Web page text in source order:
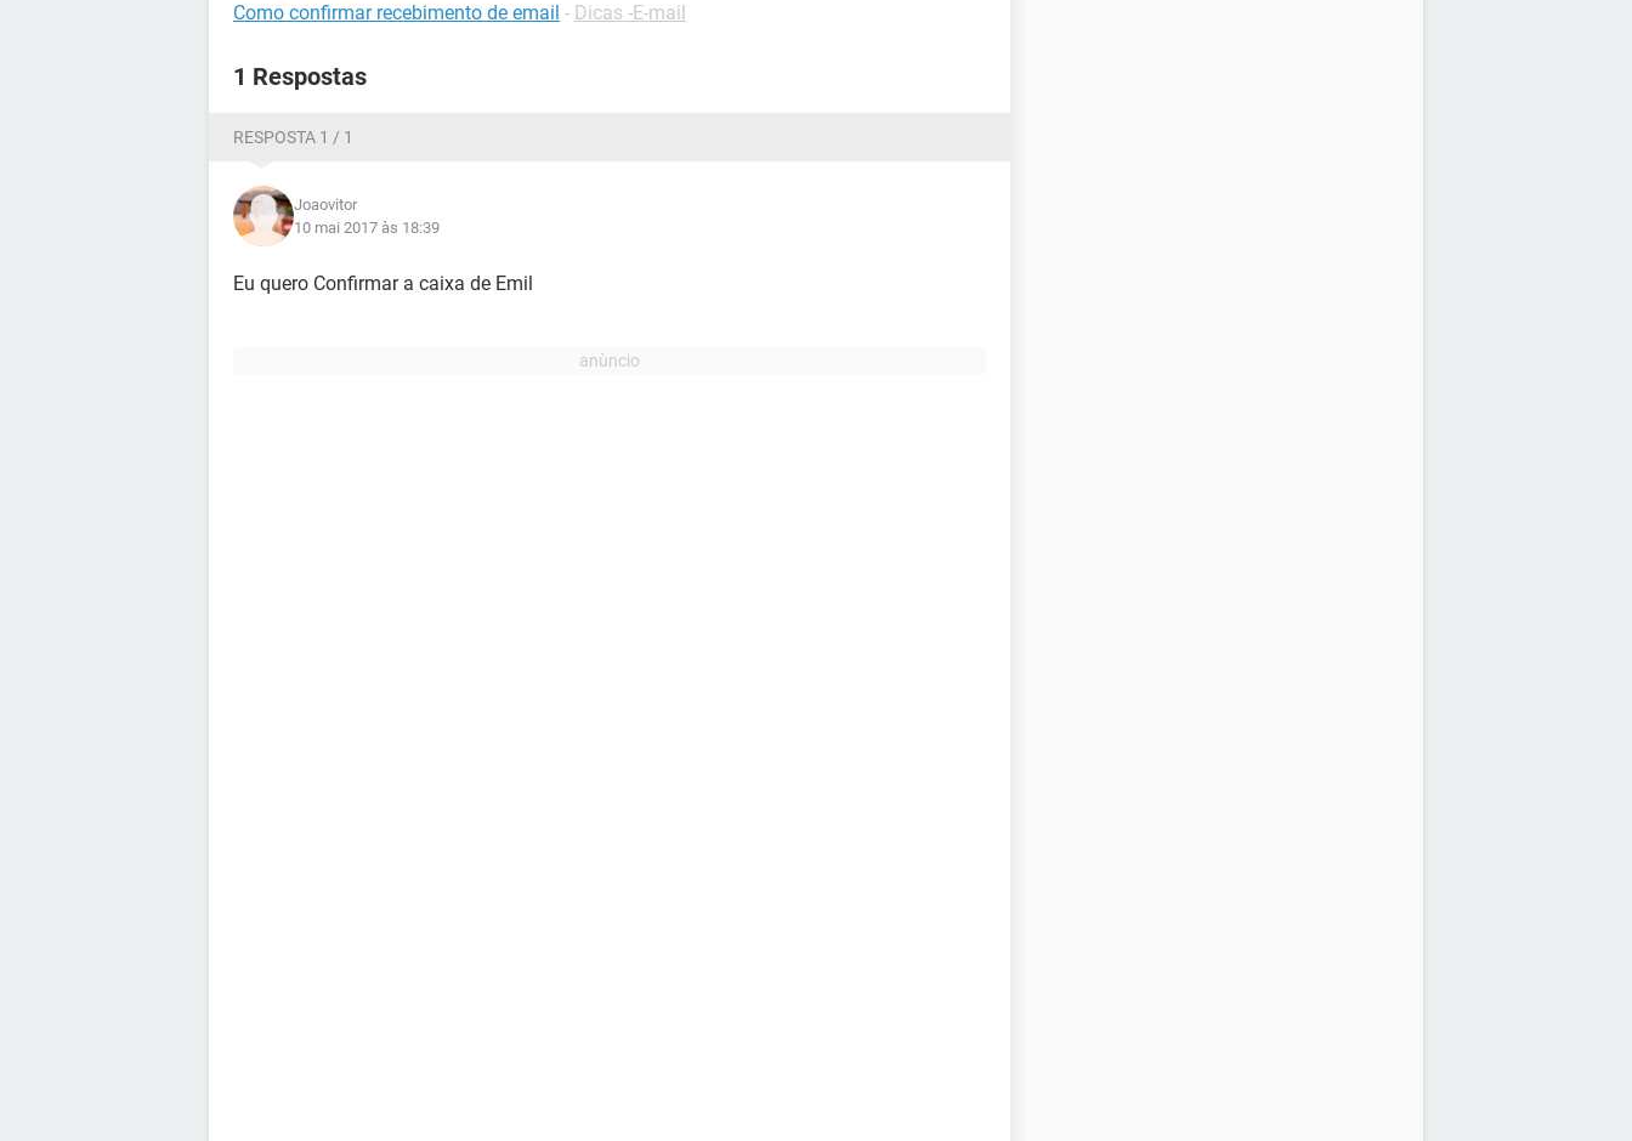
Como confirmar recebimento de email - Dicas -E-mail
1 Respostas
RESPOSTA 1 / 1
Joaovitor
10 mai 2017 às 18:39
Eu quero Confirmar a caixa de Emil